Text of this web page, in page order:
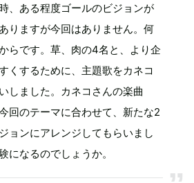
、ある程度ゴールのビジョンが
りますが今回はありません。何
らです。草、肉の4名と、より企
くするために、主題歌をカネコ
しました。カネコさんの楽曲
回のテーマに合わせて、新たな2
ョンにアレンジしてもらいまし
になるのでしょうか。